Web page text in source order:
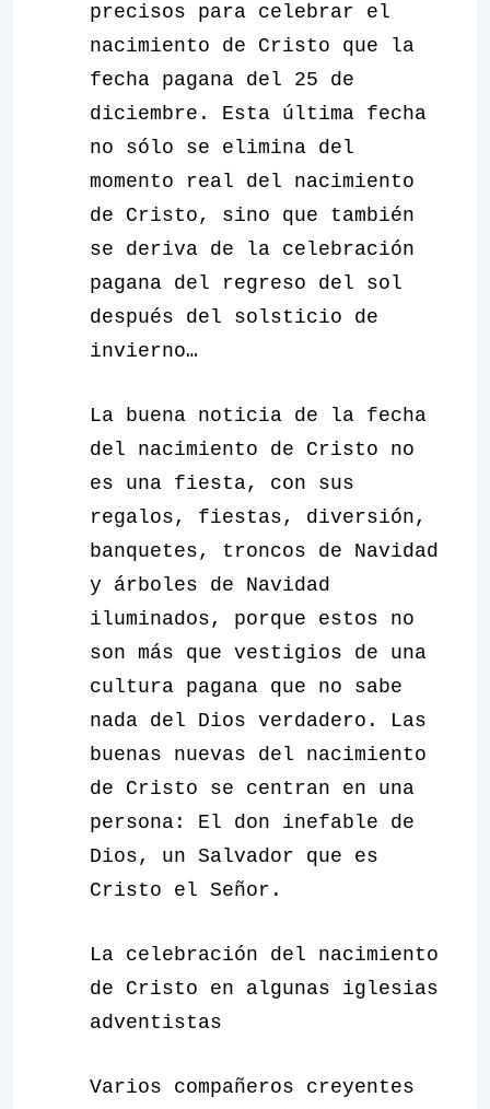
precisos para celebrar el
nacimiento de Cristo que la
fecha pagana del 25 de
diciembre. Esta última fecha
no sólo se elimina del
momento real del nacimiento
de Cristo, sino que también
se deriva de la celebración
pagana del regreso del sol
después del solsticio de
invierno…
La buena noticia de la fecha
del nacimiento de Cristo no
es una fiesta, con sus
regalos, fiestas, diversión,
banquetes, troncos de Navidad
y árboles de Navidad
iluminados, porque estos no
son más que vestigios de una
cultura pagana que no sabe
nada del Dios verdadero. Las
buenas nuevas del nacimiento
de Cristo se centran en una
persona: El don inefable de
Dios, un Salvador que es
Cristo el Señor.
La celebración del nacimiento
de Cristo en algunas iglesias
adventistas
Varios compañeros creyentes